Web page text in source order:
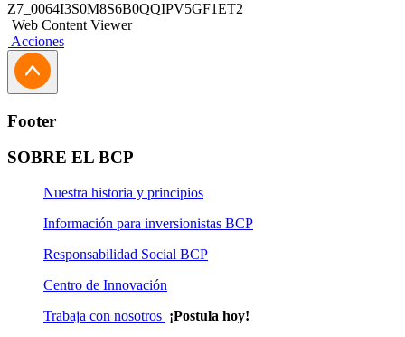
último recibo de teléfono fijo. Copia de tus dos últimas
boletas de pago.
Documentación en Canal Presencial
Si recibes tu sueldo fuera del BCP
Documentación en Canal Digital
No necesitas ningún documento; obtén tu
y tu clave de internet haciendo clic
aquí
Z7_0064I3S0M8S6B0QQIPV5GF1ET2
Web Content Viewer
Acciones
Footer
SOBRE EL BCP
Nuestra historia y principios
Información para inversionistas BCP
Responsabilidad Social BCP
Centro de Innovación
Trabaja con nosotros ¡Postula hoy!